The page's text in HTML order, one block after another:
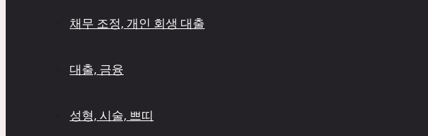
채무 조정, 개인 회생 대출
대출, 금융
성형, 시술, 쁘띠